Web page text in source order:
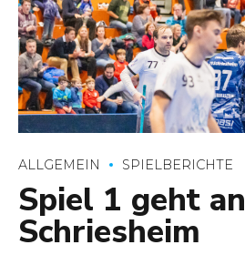
ALLGEMEIN SPIELBERICHTE
Spiel 1 geht an
Schriesheim